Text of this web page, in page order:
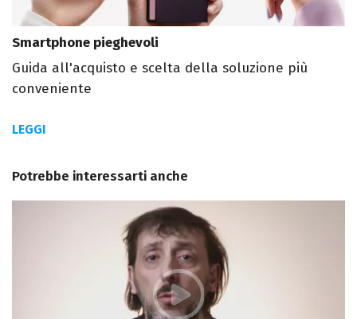
Smartphone pieghevoli
Guida all'acquisto e scelta della soluzione più
conveniente
LEGGI
Potrebbe interessarti anche